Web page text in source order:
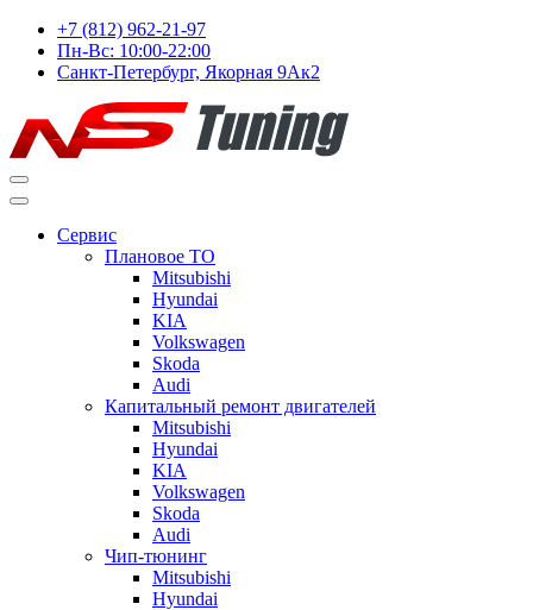
+7 (812) 962-21-97
Пн-Вс: 10:00-22:00
Санкт-Петербург, Якорная 9Ак2
Сервис
Плановое ТО
Mitsubishi
Hyundai
KIA
Volkswagen
Skoda
Audi
Капитальный ремонт двигателей
Mitsubishi
Hyundai
KIA
Volkswagen
Skoda
Audi
Чип-тюнинг
Mitsubishi
Hyundai